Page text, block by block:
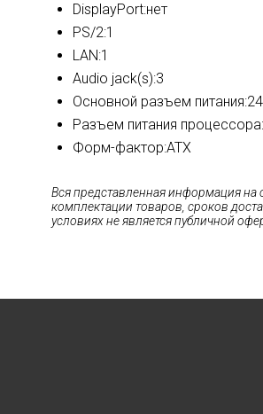
DisplayPort:нет
PS/2:1
LAN:1
Audio jack(s):3
Основной разъем питания:
Разъем питания процессора:
Форм-фактор:ATX
Вся представленная информация на
комплектации товаров, сроков
условиях не является публичной